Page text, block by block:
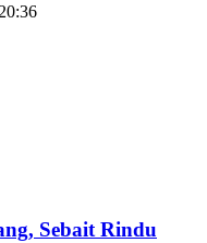
Sebait Rindu